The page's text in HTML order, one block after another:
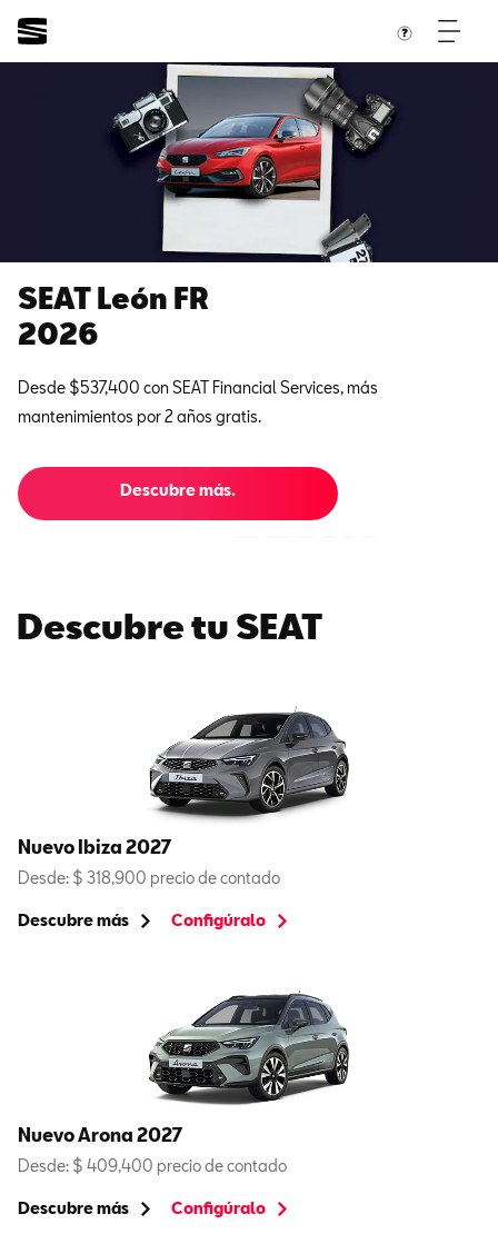
SEAT León FR
2026
Desde $537,400 con SEAT Financial Services, más
mantenimientos por 2 años gratis.
Descubre más.
Descubre tu SEAT
Nuevo Ibiza 2027
Desde: $ 318,900 precio de contado
Descubre más Configúralo
Nuevo Arona 2027
Desde: $ 409,400 precio de contado
Descubre más Configúralo